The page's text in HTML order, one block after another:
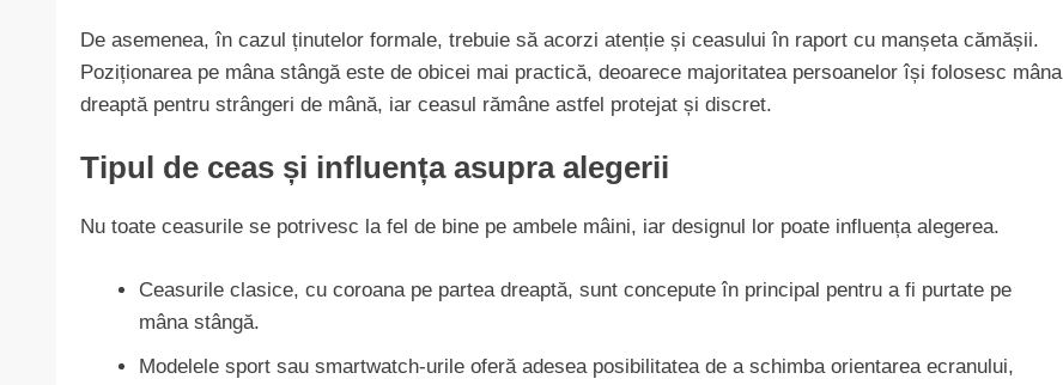
De asemenea, în cazul ținutelor formale, trebuie să acorzi atenție și ceasului în raport cu manșeta cămășii.
Poziționarea pe mâna stângă este de obicei mai practică, deoarece majoritatea persoanelor își folosesc mâna
dreaptă pentru strângeri de mână, iar ceasul rămâne astfel protejat și discret.
Tipul de ceas și influența asupra alegerii
Nu toate ceasurile se potrivesc la fel de bine pe ambele mâini, iar designul lor poate influența alegerea.
Ceasurile clasice, cu coroana pe partea dreaptă, sunt concepute în principal pentru a fi purtate pe
mâna stângă.
Modelele sport sau smartwatch-urile oferă adesea posibilitatea de a schimba orientarea ecranului,